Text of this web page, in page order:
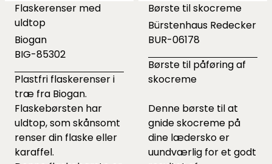
Flaskerenser med
uldtop
Biogan
BIG-85302
Plastfri flaskerenser i
træ fra Biogan.
Flaskebørsten har
uldtop, som skånsomt
renser din flaske eller
karaffel.
Børste til skocreme
Bürstenhaus Redecker
BUR-06178
Børste til påføring af
skocreme
Denne børste til at
gnide skocreme på
dine lædersko er
uundværlig for et godt